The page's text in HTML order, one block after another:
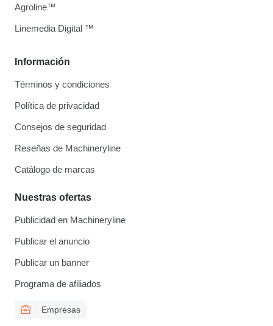
Información
Términos y condiciones
Política de privacidad
Consejos de seguridad
Reseñas de Machineryline
Catálogo de marcas
Nuestras ofertas
Publicidad en Machineryline
Publicar el anuncio
Publicar un banner
Programa de afiliados
Empresas
Agroline™
Linemedia Digital ™